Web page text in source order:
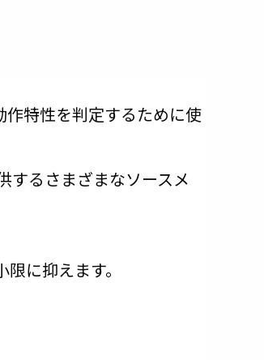
特性を判定するために使
するさまざまなソースメ
に抑えます。